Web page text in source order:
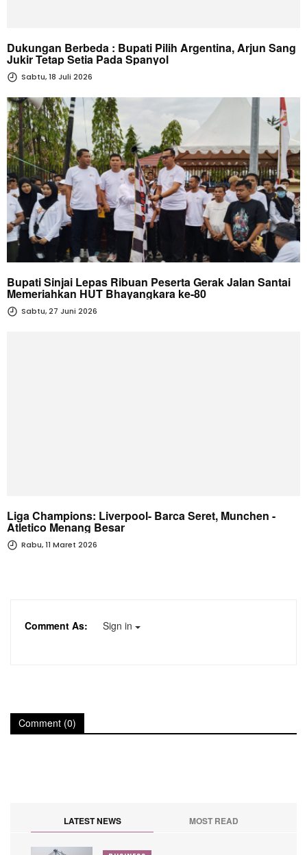
Dukungan Berbeda : Bupati Pilih Argentina, Arjun Sang
Jukir Tetap Setia Pada Spanyol
Sabtu, 18 Juli 2026
Bupati Sinjai Lepas Ribuan Peserta Gerak Jalan Santai
Memeriahkan HUT Bhayangkara ke-80
Sabtu, 27 Juni 2026
Liga Champions: Liverpool- Barca Seret, Munchen -
Atletico Menang Besar
Rabu, 11 Maret 2026
Comment As: Sign in
Comment (0)
LATEST NEWS MOST READ